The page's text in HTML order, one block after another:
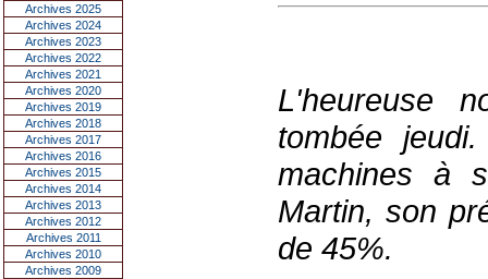
Archives 2025
Archives 2024
Archives 2023
Archives 2022
Archives 2021
Archives 2020
Archives 2019
Archives 2018
Archives 2017
Archives 2016
Archives 2015
Archives 2014
Archives 2013
Archives 2012
Archives 2011
Archives 2010
Archives 2009
L'heureuse
tombée
machines à
Martin, son
de 45%.